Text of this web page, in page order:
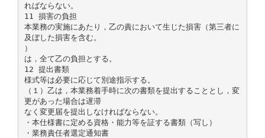
ればならない。
11 損害の負担
本業務の実施にあたり，乙の責において生じた損害（第三者に
及ぼした損害を含む。
）
は，全て乙の負担とする。
12 提出書類
様式等は必要に応じて別途指示する。
（１）乙は，本業務着手時に次の書類を提出することとし，変
更があった場合は遅滞
なく変更届を提出しなければならない。
・本仕様書に定める資格・能力等を証する書類（写し）
・業務責任者選定通知書